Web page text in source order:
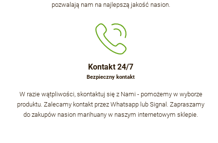
pozwalają nam na najlepszą jakość nasion.
Kontakt 24/7
Bezpieczny kontakt
W razie wątpliwości, skontaktuj się z Nami - pomożemy w wyborze
produktu. Zalecamy kontakt przez Whatsapp lub Signal. Zapraszamy
do zakupów nasion marihuany w naszym internetowym sklepie.